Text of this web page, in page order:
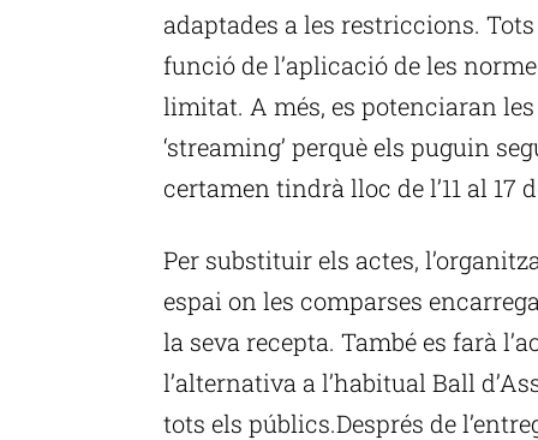
adaptades a les restriccions.
funció de l’aplicació de les
limitat. A més, es potenciaran
‘streaming’ perquè els puguin
certamen tindrà lloc de l’11 al 17
Per substituir els actes,
espai on les comparses
la seva recepta. També es farà
l’alternativa a l’habitual Ball
tots els públics.Després de